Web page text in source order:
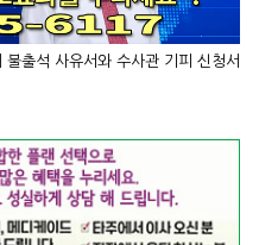
출석 사유서와 수사관 기피 신청서